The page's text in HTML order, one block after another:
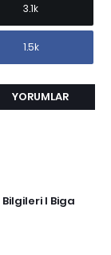
3.1k
1.5k
YORUMLAR
I Biga